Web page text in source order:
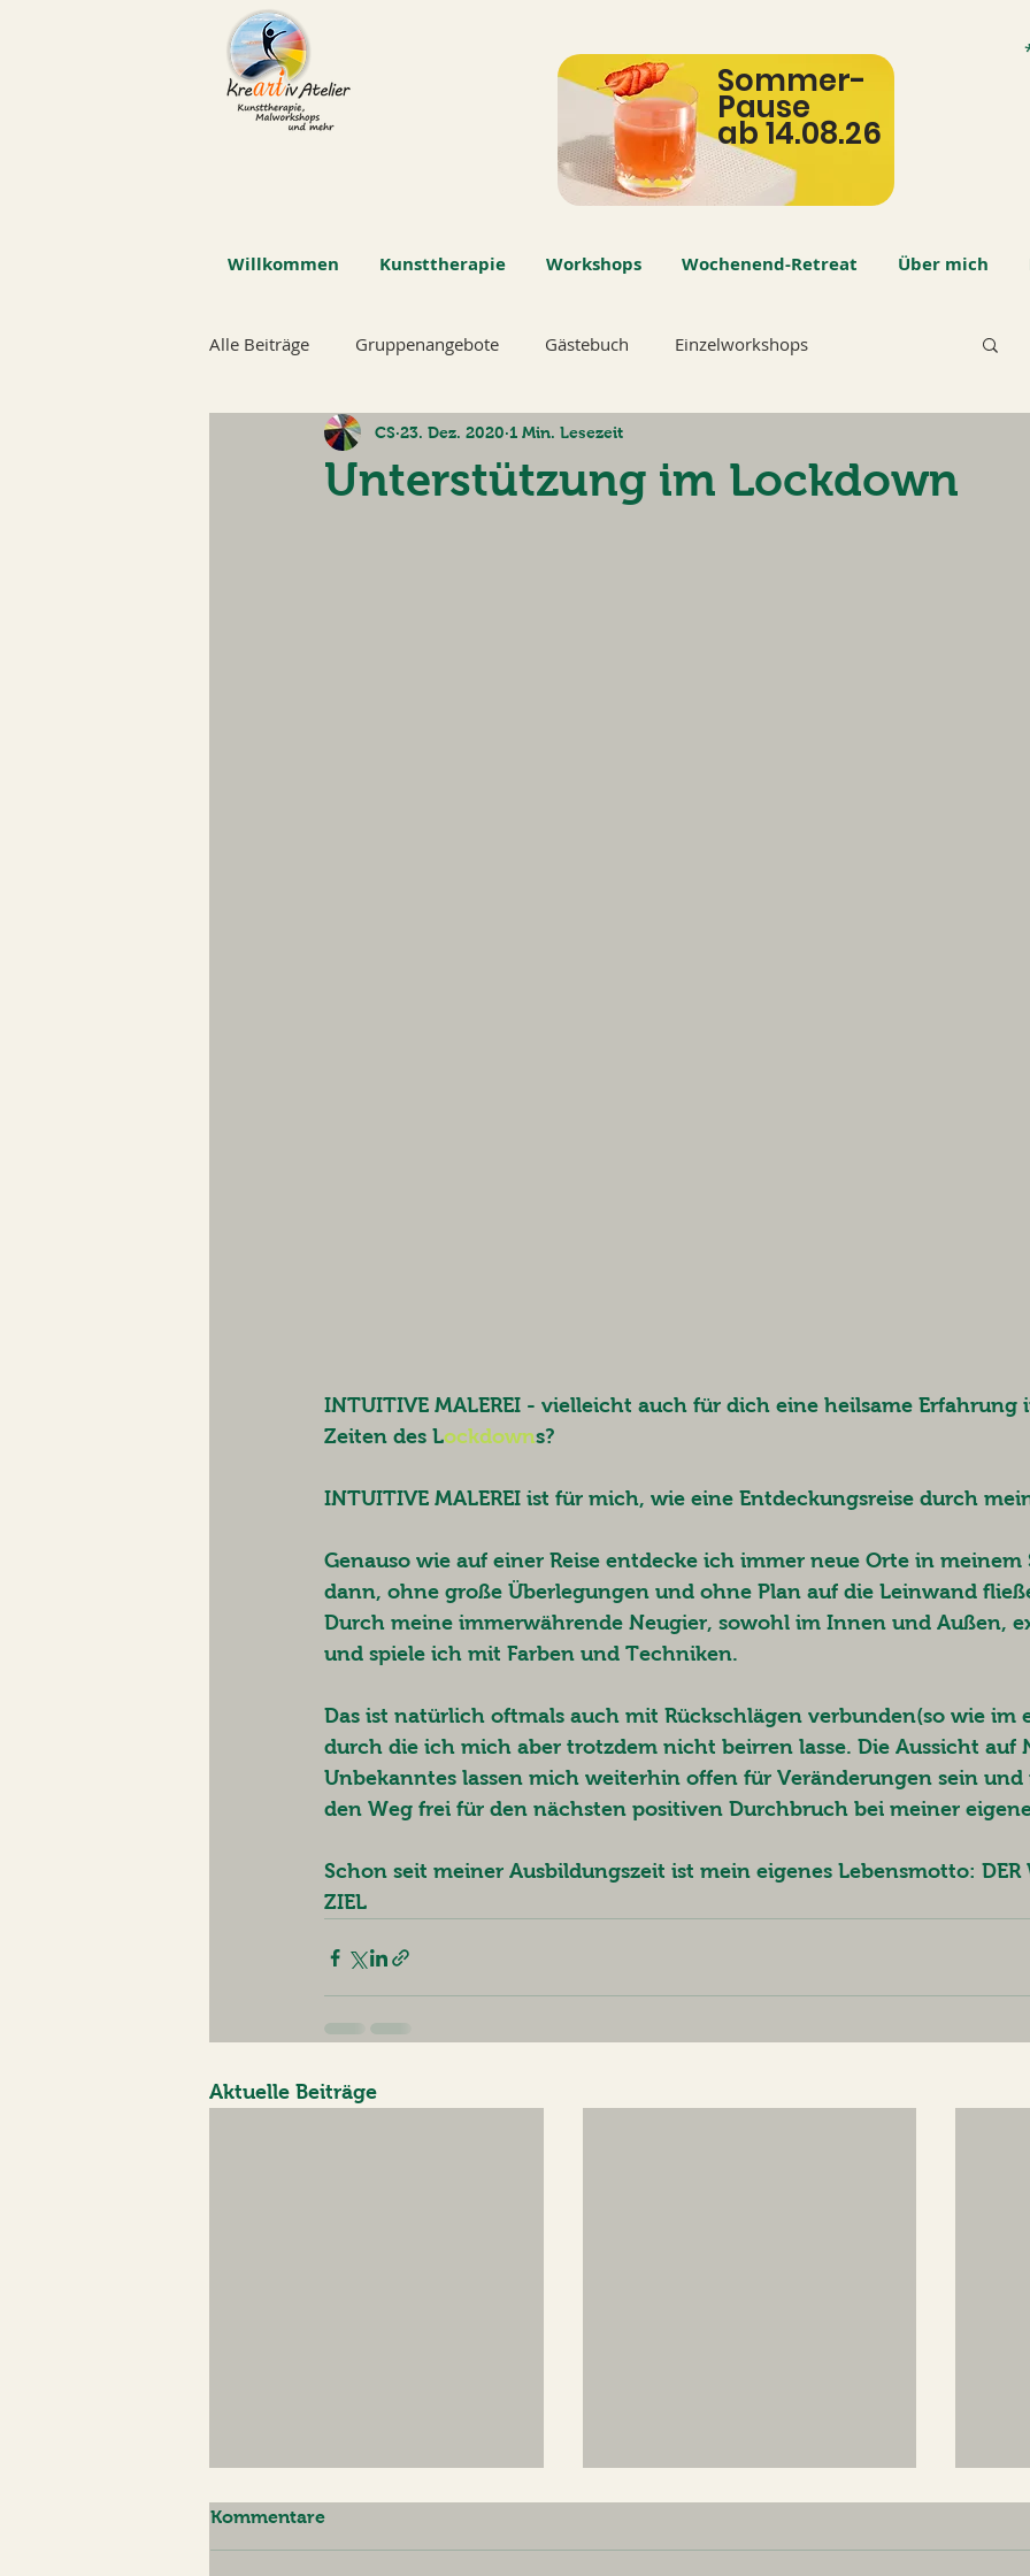
Sommer-
Pause
ab 14.08.26
Willkommen Kunsttherapie Workshops Wochenend-Retreat Über mich
Alle Beiträge Gruppenangebote Gästebuch Einzelworkshops
Unterstützung im Lockdown
CS 23. Dez. 2020 1 Min. Lesezeit
INTUITIVE MALEREI - vielleicht auch für dich eine heilsame Erfahrung
Zeiten des Lockdowns?
INTUITIVE MALEREI ist für mich, wie eine Entdeckungsreise durch
Genauso wie auf einer Reise entdecke ich immer neue Orte in meinem
dann, ohne große Überlegungen und ohne Plan auf die Leinwand
Durch meine immerwährende Neugier, sowohl im Innen und Außen,
und spiele ich mit Farben und Techniken.
Das ist natürlich oftmals auch mit Rückschlägen verbunden(so wie im
durch die ich mich aber trotzdem nicht beirren lasse. Die Aussicht auf
Unbekanntes lassen mich weiterhin offen für Veränderungen sein
den Weg frei für den nächsten positiven Durchbruch bei meiner
Schon seit meiner Ausbildungszeit ist mein eigenes Lebensmotto: DER
ZIEL
Aktuelle Beiträge
Kommentare